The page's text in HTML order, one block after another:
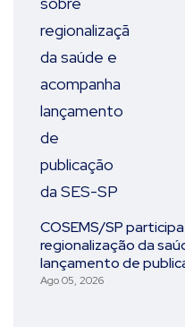
COSEMS/SP
regionalização da
lançamento de
Ago 05, 2026